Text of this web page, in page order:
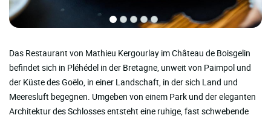
Das Restaurant von Mathieu Kergourlay im Château de Boisgelin
befindet sich in Pléhédel in der Bretagne, unweit von Paimpol und
der Küste des Goëlo, in einer Landschaft, in der sich Land und
Meeresluft begegnen. Umgeben von einem Park und der eleganten
Architektur des Schlosses entsteht eine ruhige, fast schwebende